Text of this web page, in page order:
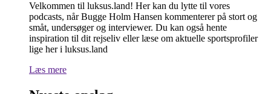
Velkommen til luksus.land! Her kan du lytte til vores
podcasts, når Bugge Holm Hansen kommenterer på stort og
småt, undersøger og interviewer. Du kan også hente
inspiration til dit rejseliv eller læse om aktuelle sportsprofiler
lige her i luksus.land
Læs mere